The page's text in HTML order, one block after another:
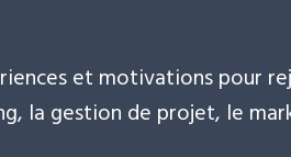
et motivations pour
la gestion de projet, le